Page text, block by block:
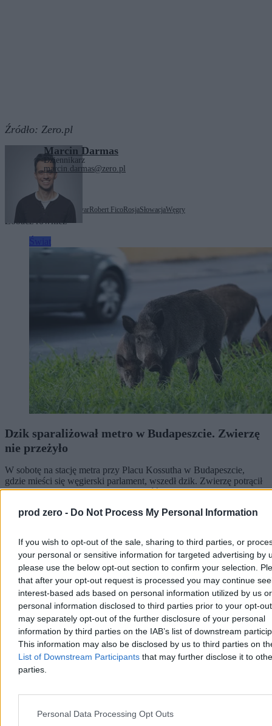
prod zero - Do Not Process My Personal Information
If you wish to opt-out of the sale, sharing to third parties, or
your personal or sensitive information for targeted advertising by
please use the below opt-out section to confirm your selection.
that after your opt-out request is processed you may continue
interest-based ads based on personal information utilized by us or
personal information disclosed to third parties prior to your opt-
may separately opt-out of the further disclosure of your personal
information by third parties on the IAB’s list of downstream
This information may also be disclosed by us to third parties on
List of Downstream Participants that may further disclose it to
parties.
Personal Data Processing Opt Outs
Źródło: Zero.pl
Marcin Darmas
Dziennikarz
marcin.darmas@zero.pl
Tagi: Bułgaria Péter MagyarRobert FicoRosjaSłowacjaWęgry
Zobacz również
Dzik sparaliżował metro w Budapeszcie. Zwierzę
nie przeżyło
W sobotę na stację metra przy Placu Kossutha w Budapeszcie,
gdzie mieści się węgierski parlament, wszedł dzik. Zwierzę potrącił
pociąg, jednak przeżyło zderzenie – później zostało zastrzelone.
Aleksandra Cieślik
Dzisiaj 17:37
2 min
Świat